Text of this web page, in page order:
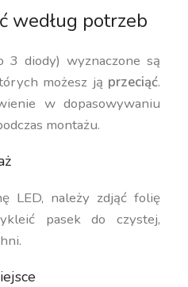
według potrzeb
3 diody) wyznaczone są
możesz ją przeciąć.
w dopasowywaniu
montażu.
LED, należy zdjąć folię
pasek do czystej,